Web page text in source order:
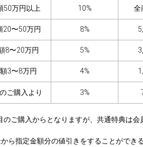
50万円以上 10% 全
20〜50万円 8%
8〜20万円 5%
3〜8万円 4%
ご購入より 3%
ご購入からとなりますが、共通特典は会
ら指定金額分の値引きをすることができ